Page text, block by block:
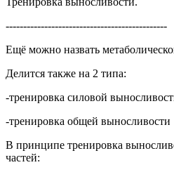
----------------------------------------------
Ещё можно назвать
Делится также на 2 типа:
-тренировка силовой
-тренировка общей выносливости
В принципе тренировка
частей: